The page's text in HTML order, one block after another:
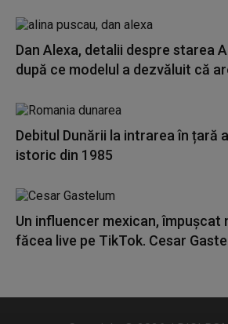
Dan Alexa, detalii despre starea
după ce modelul a dezvăluit că
Debitul Dunării la intrarea în țară
istoric din 1985
Un influencer mexican, împușcat
făcea live pe TikTok. Cesar